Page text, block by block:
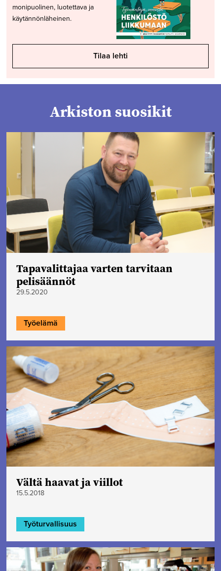
monipuolinen, luotettava ja
käytännönläheinen.
Tilaa lehti
Arkiston suosikit
Tapavalittajaa varten tarvitaan
pelisäännöt
29.5.2020
Työelämä
Vältä haavat ja viillot
15.5.2018
Työturvallisuus